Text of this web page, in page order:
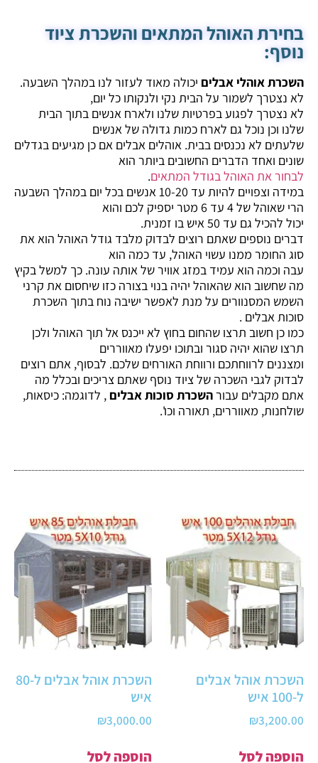
בחירת האוהל המתאים והשכרת ציוד
נוסף:
השכרת אוהלי אבלים יכולה מאוד לעזור לנו במהלך השבעה.
לא נצטרך לשמור על הבית נקי ולנקותו כל יום,
לא נצטרך לפגוע בפרטיות שלנו ולארח אנשים בתוך הבית
שלנו וכן נוכל גם לארח כמות גדולה של אנשים
שלעתים לא נכנסים בבית. אוהלים אבלים אם כן מגיעים בגדלים
שונים ואחד הדברים החשובים ביותר הוא
לבחור את האוהל בגודל המתאים.
במידה וצפויים להיות עד 10-20 אנשים בכל יום במהלך השבעה
הרי שאוהל של 4 עד 6 מטר יספיק לכם והוא
יכול להכיל גם עד 50 איש בו זמנית.
דברים נוספים שאתם רוצים לבדוק מלבד גודל האוהל הוא את
סוג החומר ממנו עשוי האוהל, עד כמה הוא
עבה וכמה הוא עמיד במזג אוויר של אותה עונה. כך למשל בקיץ
מה שחשוב הוא שהאוהל יהיה בנוי בצורה כזו שיחסום את קרני
השמש המסנוורים על מנת לאפשר ישיבה נוח בתוך השכרת
סוכות אבלים .
כמו כן חשוב תרצו שהחום בחוץ לא ייכנס אל תוך האוהל ולכן
תרצו שהוא יהיה סגור ובתוכו יפעלו מאווררים
ומצננים לרווחתכם ורווחת האורחים שלכם. לבסוף, אתם רוצים
לבדוק לגבי השכרה של ציוד נוסף שאתם צריכים ובכלל מה
אתם מקבלים עבורהשכרת סוכות אבלים , לדוגמה: כיסאות,
שולחנות, מאווררים, תאורה וכו'.
השכרת אוהל אבלים
ל-100 איש
₪3,200.00
הוספה לסל
השכרת אוהל אבלים ל-80
איש
₪3,000.00
הוספה לסל